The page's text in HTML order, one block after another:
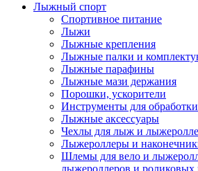
Лыжный спорт
Спортивное питание
Лыжи
Лыжные крепления
Лыжные палки и
Лыжные парафины
Лыжные мази держания
Порошки, ускорители
Инструменты для
Лыжные аксессуары
Чехлы для лыж и
Лыжероллеры и
Шлемы для вело и
лыжероллеров и роликовых